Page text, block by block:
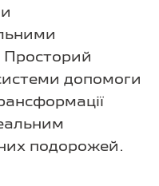
Просторий
допомоги
подорожей.